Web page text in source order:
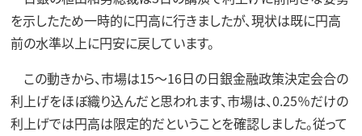
を示したため一時的に円高に行きましたが、現状は既に円高
前の水準以上に円安に戻しています。
この動きから、市場は15～16日の日銀金融政策決定会合の
利上げをほぼ織り込んだと思われます、市場は、0.25％だけの
利上げでは円高は限定的だということを確認しました。従って